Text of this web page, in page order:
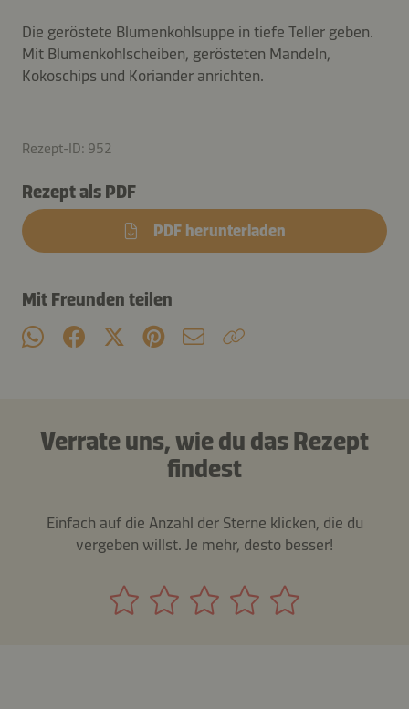
Die geröstete Blumenkohlsuppe in tiefe Teller geben.
Mit Blumenkohlscheiben, gerösteten Mandeln,
Kokoschips und Koriander anrichten.
Rezept-ID: 952
Rezept als PDF
PDF herunterladen
Mit Freunden teilen
Verrate uns, wie du das Rezept
findest
Einfach auf die Anzahl der Sterne klicken, die du
vergeben willst. Je mehr, desto besser!